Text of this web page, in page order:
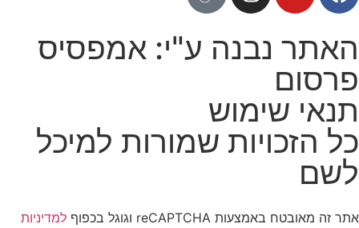
האתר נבנה ע"י: אמפסיס
פרסום
תנאי שימוש
כל הזכויות שמורות למיכל
לשם
אתר זה מאובטח באמצעות reCAPTCHA וגוגל בכפוף
למדיניות